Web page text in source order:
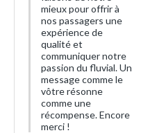
mieux pour offrir à
nos passagers une
expérience de
qualité et
communiquer notre
passion du fluvial. Un
message comme le
vôtre résonne
comme une
récompense. Encore
merci !